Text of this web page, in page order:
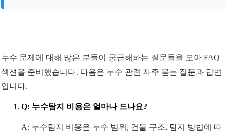
누수 문제에 대해 많은 분들이 궁금해하는 질문들을 모아 FAQ
섹션을 준비했습니다. 다음은 누수 관련 자주 묻는 질문과 답변
입니다.
Q: 누수탐지 비용은 얼마나 드나요?
A: 누수탐지 비용은 누수 범위, 건물 구조, 탐지 방법에 따